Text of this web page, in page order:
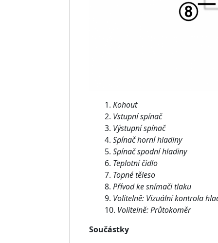
1. Kohout
2. Vstupní spínač
3. Výstupní spínač
4. Spínač horní hladiny
5. Spínač spodní hladiny
6. Teplotní čidlo
7. Topné těleso
8. Přívod ke snímači tlaku
9. Volitelně: Vizuální kontrola
10. Volitelně: Průtokoměr
Součástky